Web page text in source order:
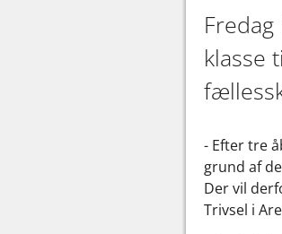
klasse
- Efter tre
grund af
Der vil
Trivsel i